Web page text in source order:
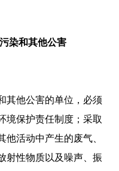
染和其他公害
他公害的单位，必须
境保护责任制度；采取
活动中产生的废气、
射性物质以及噪声、振